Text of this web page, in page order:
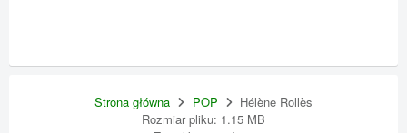
Strona główna POP
Hélène Rollès
Rozmiar pliku: 1.15 MB